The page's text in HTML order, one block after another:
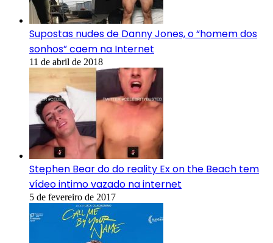
Supostas nudes de Danny Jones, o “homem dos
sonhos” caem na Internet
11 de abril de 2018
Stephen Bear do do reality Ex on the Beach tem
vídeo intimo vazado na internet
5 de fevereiro de 2017